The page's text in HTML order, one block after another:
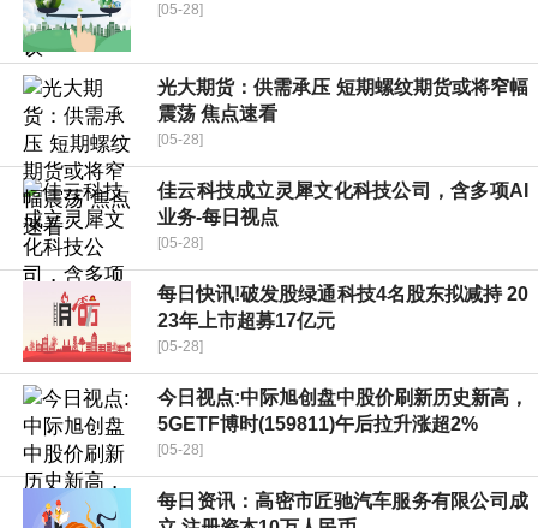
[05-28]
光大期货：供需承压 短期螺纹期货或将窄幅
震荡 焦点速看
[05-28]
佳云科技成立灵犀文化科技公司，含多项AI
业务-每日视点
[05-28]
每日快讯!破发股绿通科技4名股东拟减持 20
23年上市超募17亿元
[05-28]
今日视点:中际旭创盘中股价刷新历史新高，
5GETF博时(159811)午后拉升涨超2%
[05-28]
每日资讯：高密市匠驰汽车服务有限公司成